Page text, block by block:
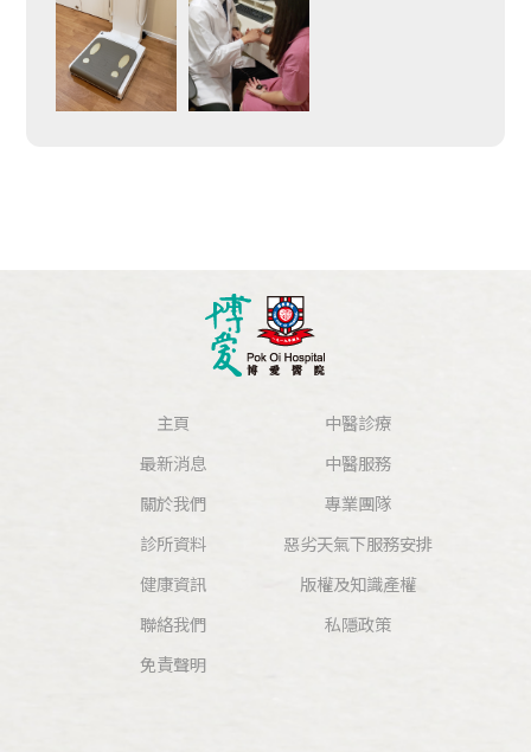
主頁
最新消息
關於我們
中醫診療
中醫服務
專業團隊
診所資料
健康資訊
聯絡我們
惡劣天氣下服務安排
版權及知識產權
私隱政策
免責聲明